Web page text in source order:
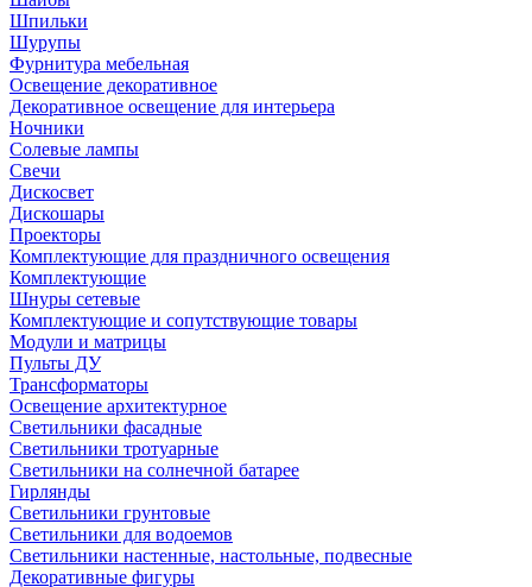
Шпильки
Шурупы
Фурнитура мебельная
Освещение декоративное
Декоративное освещение для интерьера
Ночники
Солевые лампы
Свечи
Дискосвет
Дискошары
Проекторы
Комплектующие для праздничного освещения
Комплектующие
Шнуры сетевые
Комплектующие и сопутствующие товары
Модули и матрицы
Пульты ДУ
Трансформаторы
Освещение архитектурное
Светильники фасадные
Светильники тротуарные
Светильники на солнечной батарее
Гирлянды
Светильники грунтовые
Светильники для водоемов
Светильники настенные, настольные, подвесные
Декоративные фигуры